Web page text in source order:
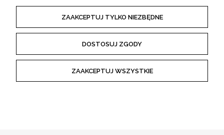
ZWROTY I REKLAMACJE
REGULAMINY
POKAŻ PEŁNĄ WERSJĘ STRONY
ZAAKCEPTUJ TYLKO NIEZBĘDNE
DOSTOSUJ ZGODY
ZAAKCEPTUJ WSZYSTKIE